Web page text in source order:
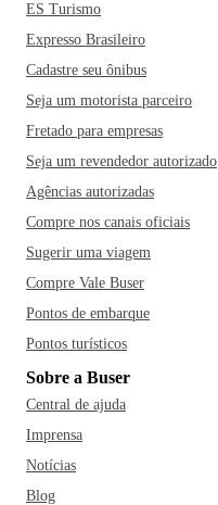
ES Turismo
Expresso Brasileiro
Cadastre seu ônibus
Seja um motorista parceiro
Fretado para empresas
Seja um revendedor autorizado
Agências autorizadas
Compre nos canais oficiais
Sugerir uma viagem
Compre Vale Buser
Pontos de embarque
Pontos turísticos
Sobre a Buser
Central de ajuda
Imprensa
Notícias
Blog